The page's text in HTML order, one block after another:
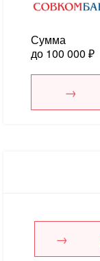
Сумма
до 100 000 ₽